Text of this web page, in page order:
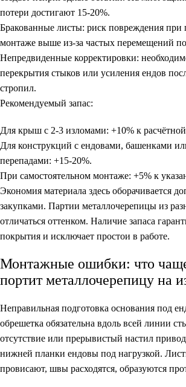
потери достигают 15-20%.
Бракованные листы: риск повреждения при
монтаже выше из-за частых перемещений
Непредвиденные корректировки:
перекрытия стыков или усиления ендов
стропил.
Рекомендуемый запас:
Для крыш с 2-3 изломами: +10% к
Для конструкций с ендовами, башенками
перепадами: +15-20%.
При самостоятельном монтаже: +5% к
Экономия материала здесь оборачивается
закупками. Партии металлочерепицы из
отличаться оттенком. Наличие запаса
покрытия и исключает простои в работе.
Монтажные ошибки: что
портит металлочерепицу на
Неправильная подготовка основания под
обрешетка обязательна вдоль всей линии
отсутствие или прерывистый настил
нижней планки ендовы под нагрузкой.
провисают, швы расходятся, образуются